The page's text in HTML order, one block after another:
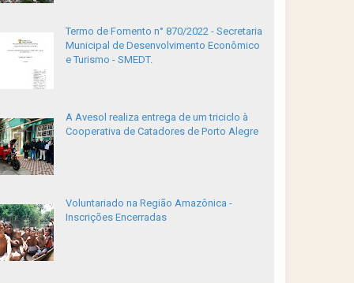
Termo de Fomento n° 870/2022 - Secretaria
Municipal de Desenvolvimento Econômico
e Turismo - SMEDT.
A Avesol realiza entrega de um triciclo à
Cooperativa de Catadores de Porto Alegre
Voluntariado na Região Amazônica -
Inscrições Encerradas